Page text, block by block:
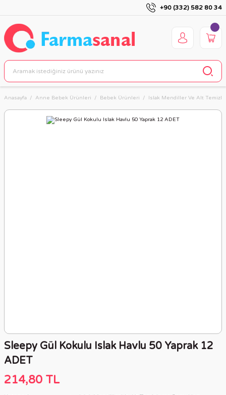
+90 (332) 582 80 34
Anasayfa Anne Bebek Ürünleri Bebek Ürünleri Islak Mendiller Ve Alt
Sleepy Gül Kokulu Islak Havlu 50 Yaprak 12
ADET
214,80 TL